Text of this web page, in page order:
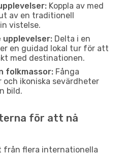
Koppla av med
av en traditionell
vistelse.
upplevelser: Delta i en
en guidad lokal tur för att
med destinationen.
folkmassor: Fånga
ikoniska sevärdheter
bild.
för att nå
från flera internationella